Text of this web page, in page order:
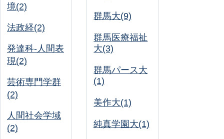
境(2)
法政経(2)
発達科-人間表
現(2)
芸術専門学群
(2)
人間社会学域
(2)
群馬大(9)
群馬医療福祉
大(3)
群馬パース大
(1)
美作大(1)
純真学園大(1)